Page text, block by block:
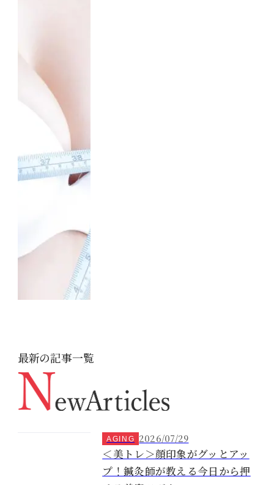
最新の記事一覧
AGING 2026/07/29
＜美トレ＞顔印象がグッとアッ
プ！鍼灸師が教える今日から押